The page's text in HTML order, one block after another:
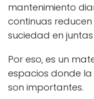
mantenimiento
continuas
suciedad en juntas
Por eso, es un
espacios donde la
son importantes.